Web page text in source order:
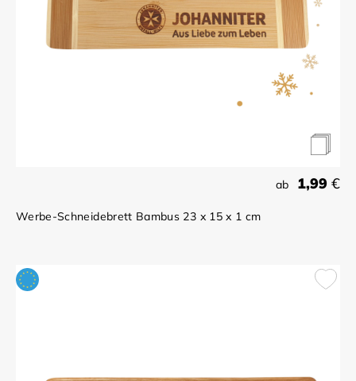
ab 1,99 €
Werbe-Schneidebrett Bambus 23 x 15 x 1 cm